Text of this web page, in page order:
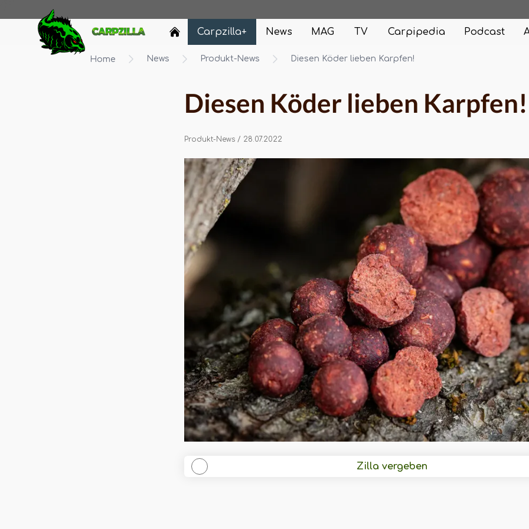
Carpzilla Carpzilla+ News MAG TV Carpipedia Podcast
Home News Produkt-News Diesen Köder lieben Karpfen!
Produkt-News / 28.07.2022
Diesen Köder lieben Karpfen!
Zilla vergeben